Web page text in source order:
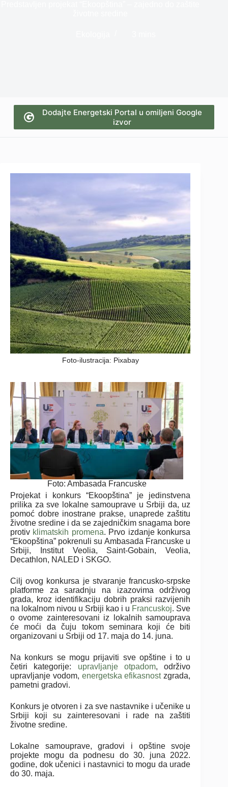
Dodajte Energetski Portal u omiljeni Google
izvor
Foto-ilustracija: Pixabay
Foto: Ambasada Francuske
Projekat i konkurs “Ekoopština” je jedinstvena
prilika za sve lokalne samouprave u Srbiji da, uz
pomoć dobre inostrane prakse, unaprede zaštitu
životne sredine i da se zajedničkim snagama bore
protiv klimatskih promena. Prvo izdanje konkursa
“Ekoopština” pokrenuli su Ambasada Francuske u
Srbiji, Institut Veolia, Saint-Gobain, Veolia,
Decathlon, NALED i SKGO.
Cilj ovog konkursa je stvaranje francusko-srpske
platforme za saradnju na izazovima održivog
grada, kroz identifikaciju dobrih praksi razvijenih
na lokalnom nivou u Srbiji kao i u Francuskoj. Sve
o ovome zainteresovani iz lokalnih samouprava
će moći da čuju tokom seminara koji će biti
organizovani u Srbiji od 17. maja do 14. juna.
Na konkurs se mogu prijaviti sve opštine i to u
četiri kategorije: upravljanje otpadom, održivo
upravljanje vodom, energetska efikasnostzgrada,
pametni gradovi.
Konkurs je otvoren i za sve nastavnike i učenike u
Srbiji koji su zainteresovani i rade na zaštiti
životne sredine.
Lokalne samouprave, gradovi i opštine svoje
projekte mogu da podnesu do 30. juna 2022.
godine, dok učenici i nastavnici to mogu da urade
do 30. maja.